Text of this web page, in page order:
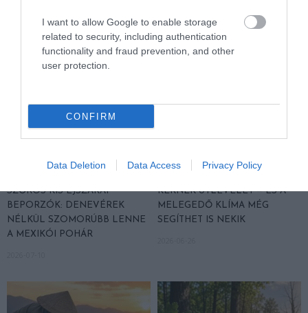
I want to allow Google to enable storage
related to security, including authentication
functionality and fraud prevention, and other
user protection.
CONFIRM
Data Deletion Data Access Privacy Policy
SZŐRÖS KIS ÉJSZAKAI
BEPORZÓK: DENEVÉREK
NÉLKÜL SZOMORÚBB LENNE
A MEXIKÓI POHÁR
KÉRNEK ÚTLEVELET — ÉS A
MELEGEDŐ KLÍMA MÉG
SEGÍTHET IS NEKIK